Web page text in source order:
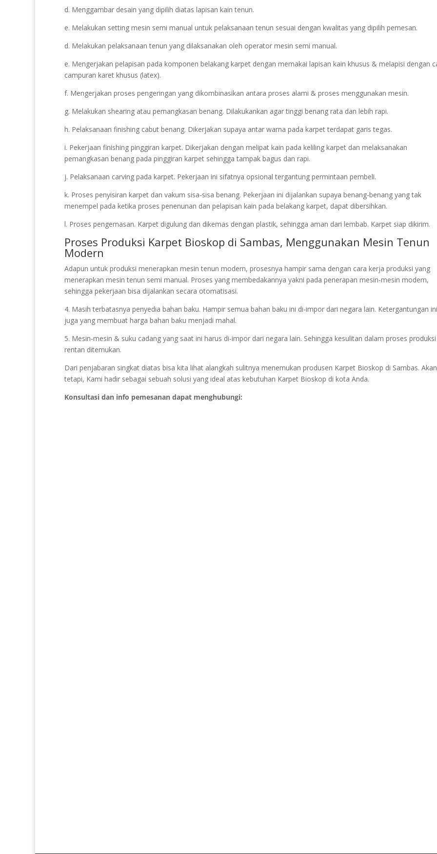
d. Menggambar desain yang dipilih diatas lapisan kain tenun.
e. Melakukan setting mesin semi manual untuk pelaksanaan tenun sesuai dengan kwalitas yang dipilih pemesan.
d. Melakukan pelaksanaan tenun yang dilaksanakan oleh operator mesin semi manual.
e. Mengerjakan pelapisan pada komponen belakang karpet dengan memakai lapisan kain khusus & melapisi dengan
campuran karet khusus (latex).
f. Mengerjakan proses pengeringan yang dikombinasikan antara proses alami & proses menggunakan mesin.
g. Melakukan shearing atau pemangkasan benang. Dilakukankan agar tinggi benang rata dan lebih rapi.
h. Pelaksanaan finishing cabut benang. Dikerjakan supaya antar warna pada karpet terdapat garis tegas.
i. Pekerjaan finishing pinggiran karpet. Dikerjakan dengan melipat kain pada keliling karpet dan melaksanakan
pemangkasan benang pada pinggiran karpet sehingga tampak bagus dan rapi.
j. Pelaksanaan carving pada karpet. Pekerjaan ini sifatnya opsional tergantung permintaan pembeli.
k. Proses penyisiran karpet dan vakum sisa-sisa benang. Pekerjaan ini dijalankan supaya benang-benang yang tak
menempel pada ketika proses penenunan dan pelapisan kain pada belakang karpet, dapat dibersihkan.
l. Proses pengemasan. Karpet digulung dan dikemas dengan plastik, sehingga aman dari lembab. Karpet siap dikirim.
Proses Produksi Karpet Bioskop di Sambas, Menggunakan Mesin Tenun
Modern
Adapun untuk produksi menerapkan mesin tenun modern, prosesnya hampir sama dengan cara kerja produksi yang
menerapkan mesin tenun semi manual. Proses yang membedakannya yakni pada penerapan mesin-mesin modern,
sehingga pekerjaan bisa dijalankan secara otomatisasi.
4. Masih terbatasnya penyedia bahan baku. Hampir semua bahan baku ini di-impor dari negara lain. Ketergantungan ini
juga yang membuat harga bahan baku menjadi mahal.
5. Mesin-mesin & suku cadang yang saat ini harus di-impor dari negara lain. Sehingga kesulitan dalam proses produksi
rentan ditemukan.
Dari penjabaran singkat diatas bisa kita lihat alangkah sulitnya menemukan produsen Karpet Bioskop di Sambas. Akan
tetapi, Kami hadir sebagai sebuah solusi yang ideal atas kebutuhan Karpet Bioskop di kota Anda.
Konsultasi dan info pemesanan dapat menghubungi: